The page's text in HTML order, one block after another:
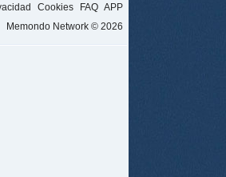
Cookies FAQ APP
Memondo Network © 2026